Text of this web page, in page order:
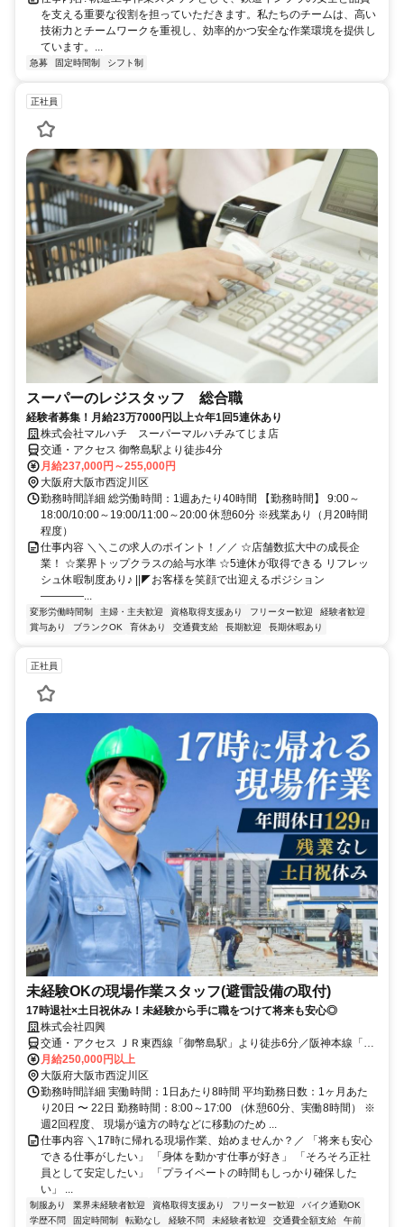
を支える重要な役割を担っていただきます。私たちのチームは、高い
技術力とチームワークを重視し、効率的かつ安全な作業環境を提供し
ています。...
急募 固定時間制 シフト制
正社員
スーパーのレジスタッフ 総合職
経験者募集！月給23万7000円以上☆年1回5連休あり
株式会社マルハチ スーパーマルハチみてじま店
交通・アクセス 御幣島駅より徒歩4分
月給237,000円～255,000円
大阪府大阪市西淀川区
勤務時間詳細 総労働時間：1週あたり40時間 【勤務時間】 9:00～
18:00/10:00～19:00/11:00～20:00 休憩60分 ※残業あり（月20時間
程度）
仕事内容 ＼＼この求人のポイント！／／ ☆店舗数拡大中の成長企
業！ ☆業界トップクラスの給与水準 ☆5連休が取得できる リフレッ
シュ休暇制度あり♪ ||◤お客様を笑顔で出迎えるポジション
――――...
変形労働時間制 主婦・主夫歓迎 資格取得支援あり フリーター歓迎
経験者歓迎
賞与あり
ブランクOK 育休あり 交通費支給 長期歓迎 長期休暇あり
正社員
未経験OKの現場作業スタッフ(避雷設備の取付)
17時退社×土日祝休み！未経験から手に職をつけて将来も安心◎
株式会社四興
交通・アクセス ＪＲ東西線「御幣島駅」より徒歩6分／阪神本線「千
船駅」より徒歩10分
月給250,000円以上
大阪府大阪市西淀川区
勤務時間詳細 実働時間：1日あたり8時間 平均勤務日数：1ヶ月あた
り20日 〜 22日 勤務時間：8:00～17:00 （休憩60分、実働8時間） ※
週2回程度、 現場が遠方の時などに移動のため ...
仕事内容 ＼17時に帰れる現場作業、始めませんか？／ 「将来も安心
できる仕事がしたい」 「身体を動かす仕事が好き」 「そろそろ正社
員として安定したい」 「プライベートの時間もしっかり確保した
い」 ...
制服あり 業界未経験者歓迎 資格取得支援あり フリーター歓迎
バイク通勤OK
学歴不問
固定時間制 転勤なし 経験不問 未経験者歓迎 交通費全額支給
午前